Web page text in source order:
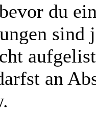
du
sind
an